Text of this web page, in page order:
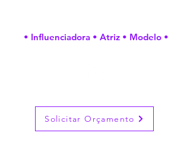
• Influenciadora • Atriz • Modelo •
Solicitar Orçamento